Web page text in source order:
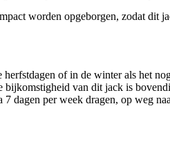
worden opgeborgen, zodat dit
of in de winter als het
van dit jack is
dagen per week dragen, op weg